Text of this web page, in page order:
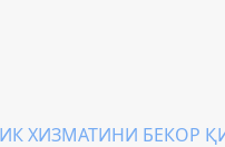
ХИЗМАТИНИ БЕКОР